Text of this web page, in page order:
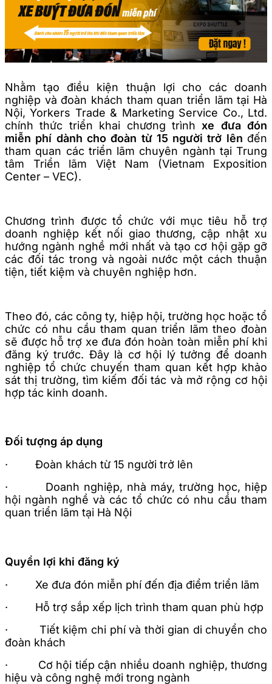
Nhằm tạo điều kiện thuận lợi cho các doanh
nghiệp và đoàn khách tham quan triển lãm tại Hà
Nội, Yorkers Trade & Marketing Service Co., Ltd.
chính thức triển khai chương trìnhxe đưa đón
miễn phí dành cho đoàn từ 15 người trở lên đến
tham quan các triển lãm chuyên ngành tại Trung
tâm Triển lãm Việt Nam (Vietnam Exposition
Center – VEC).
Chương trình được tổ chức với mục tiêu hỗ trợ
doanh nghiệp kết nối giao thương, cập nhật xu
hướng ngành nghề mới nhất và tạo cơ hội gặp gỡ
các đối tác trong và ngoài nước một cách thuận
tiện, tiết kiệm và chuyên nghiệp hơn.
Theo đó, các công ty, hiệp hội, trường học hoặc tổ
chức có nhu cầu tham quan triển lãm theo đoàn
sẽ được hỗ trợ xe đưa đón hoàn toàn miễn phí khi
đăng ký trước. Đây là cơ hội lý tưởng để doanh
nghiệp tổ chức chuyến tham quan kết hợp khảo
sát thị trường, tìm kiếm đối tác và mở rộng cơ hội
hợp tác kinh doanh.
Đối tượng áp dụng
· Đoàn khách từ 15 người trở lên
· Doanh nghiệp, nhà máy, trường học, hiệp
hội ngành nghề và các tổ chức có nhu cầu tham
quan triển lãm tại Hà Nội
Quyền lợi khi đăng ký
· Xe đưa đón miễn phí đến địa điểm triển lãm
· Hỗ trợ sắp xếp lịch trình tham quan phù hợp
· Tiết kiệm chi phí và thời gian di chuyển cho
đoàn khách
· Cơ hội tiếp cận nhiều doanh nghiệp, thương
hiệu và công nghệ mới trong ngành